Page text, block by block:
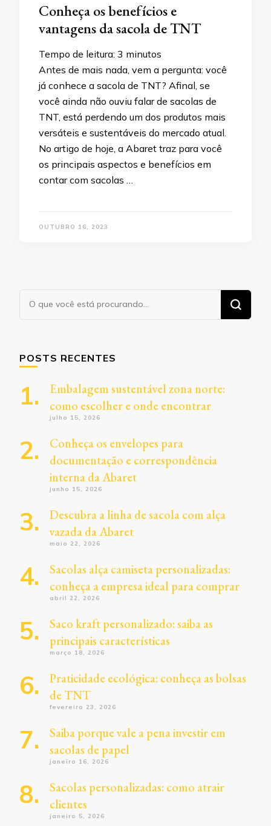
Conheça os benefícios e
vantagens da sacola de TNT
Tempo de leitura: 3 minutos
Antes de mais nada, vem a pergunta: você
já conhece a sacola de TNT? Afinal, se
você ainda não ouviu falar de sacolas de
TNT, está perdendo um dos produtos mais
versáteis e sustentáveis do mercado atual.
No artigo de hoje, a Abaret traz para você
os principais aspectos e benefícios em
contar com sacolas …
OUTUBRO 16, 2023
Procurando
algo?
POSTS RECENTES
Embalagem sustentável zona norte:
como escolher e onde encontrar
julho 15, 2026
Conheça os envelopes para
documentação e correspondência
interna da Abaret
junho 15, 2026
Descubra a linha de sacola com alça
vazada da Abaret
maio 22, 2026
Sacolas alça camiseta personalizadas:
conheça a empresa ideal para comprar
abril 22, 2026
Saco kraft personalizado: saiba as
principais características
março 18, 2026
Praticidade ecológica: conheça as bolsas
de TNT
fevereiro 23, 2026
Saiba porque vale a pena investir em
sacolas de papel
janeiro 16, 2026
Sacolas personalizadas: como atrair
clientes
janeiro 5, 2026